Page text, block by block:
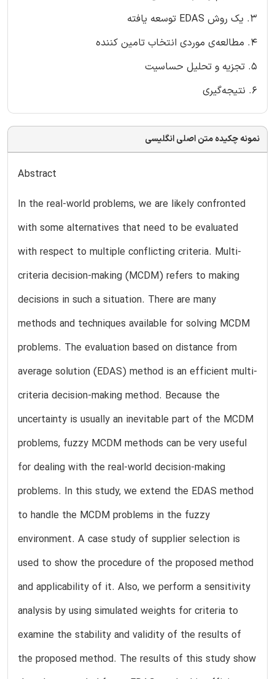
3. یک روش EDAS توسعه یافته
4. مطالعه‌ی موردی انتخاب تامین کننده
5. تجزیه و تحلیل حساسیت
6. نتیجه‌گیری
نمونه چکیده متن اصلی انگلیسی
Abstract
In the real-world problems, we are likely confronted
with some alternatives that need to be evaluated
with respect to multiple conflicting criteria. Multi-
criteria decision-making (MCDM) refers to making
decisions in such a situation. There are many
methods and techniques available for solving MCDM
problems. The evaluation based on distance from
average solution (EDAS) method is an efficient multi-
criteria decision-making method. Because the
uncertainty is usually an inevitable part of the MCDM
problems, fuzzy MCDM methods can be very useful
for dealing with the real-world decision-making
problems. In this study, we extend the EDAS method
to handle the MCDM problems in the fuzzy
environment. A case study of supplier selection is
used to show the procedure of the proposed method
and applicability of it. Also, we perform a sensitivity
analysis by using simulated weights for criteria to
examine the stability and validity of the results of
the proposed method. The results of this study show